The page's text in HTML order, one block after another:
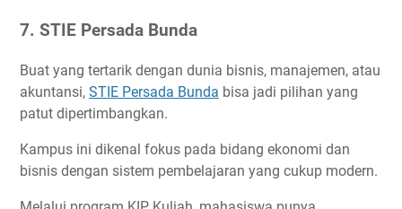
7. STIE Persada Bunda
Buat yang tertarik dengan dunia bisnis, manajemen, atau
akuntansi, STIE Persada Bunda bisa jadi pilihan yang
patut dipertimbangkan.
Kampus ini dikenal fokus pada bidang ekonomi dan
bisnis dengan sistem pembelajaran yang cukup modern.